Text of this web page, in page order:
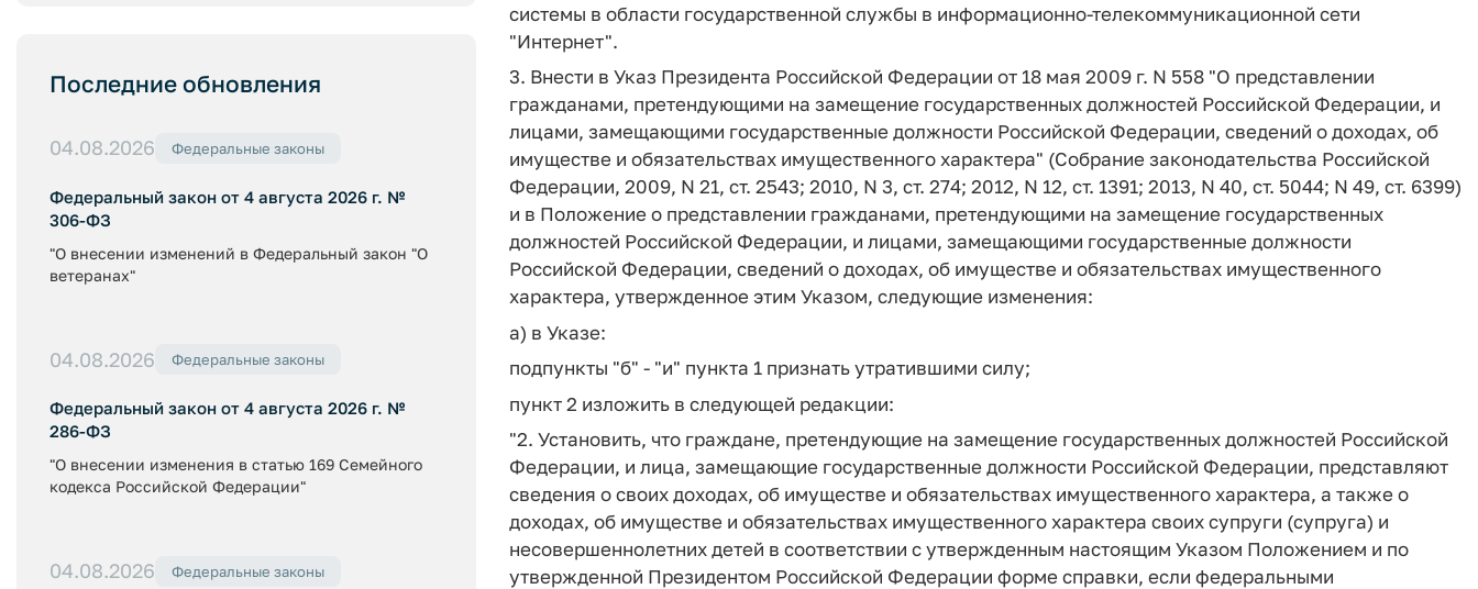
Последние обновления
04.08.2026 Федеральные законы
Федеральный закон от 4 августа 2026 г. №
306-ФЗ
"О внесении изменений в Федеральный закон "О
ветеранах"
04.08.2026 Федеральные законы
Федеральный закон от 4 августа 2026 г. №
286-ФЗ
"О внесении изменения в статью 169 Семейного
кодекса Российской Федерации"
04.08.2026 Федеральные законы
системы в области государственной службы в информационно-телекоммуникационной сети
"Интернет".
3. Внести в Указ Президента Российской Федерации от 18 мая 2009 г. N 558 "О представлении
гражданами, претендующими на замещение государственных должностей Российской Федерации, и
лицами, замещающими государственные должности Российской Федерации, сведений о доходах, об
имуществе и обязательствах имущественного характера" (Собрание законодательства Российской
Федерации, 2009, N 21, ст. 2543; 2010, N 3, ст. 274; 2012, N 12, ст. 1391; 2013, N 40, ст. 5044; N 49, ст. 6399)
и в Положение о представлении гражданами, претендующими на замещение государственных
должностей Российской Федерации, и лицами, замещающими государственные должности
Российской Федерации, сведений о доходах, об имуществе и обязательствах имущественного
характера, утвержденное этим Указом, следующие изменения:
а) в Указе:
подпункты "б" - "и" пункта 1 признать утратившими силу;
пункт 2 изложить в следующей редакции:
"2. Установить, что граждане, претендующие на замещение государственных должностей Российской
Федерации, и лица, замещающие государственные должности Российской Федерации, представляют
сведения о своих доходах, об имуществе и обязательствах имущественного характера, а также о
доходах, об имуществе и обязательствах имущественного характера своих супруги (супруга) и
несовершеннолетних детей в соответствии с утвержденным настоящим Указом Положением и по
утвержденной Президентом Российской Федерации форме справки, если федеральными